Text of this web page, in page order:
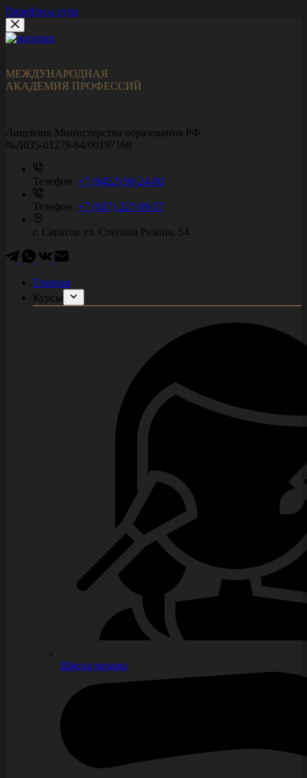
Перейти к сути
МЕЖДУНАРОДНАЯ
АКАДЕМИЯ ПРОФЕССИЙ
Лицензия Министерства образования РФ
№Л035-01279-64/00197168
Телефон: +7 (8452) 90-24-00
Телефон: +7 (927) 227-09-57
г. Саратов ул. Степана Разина, 54
Главная
Курсы
Школа визажа